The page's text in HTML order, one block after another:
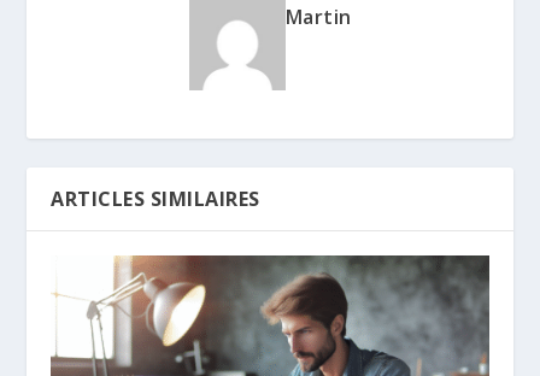
Martin
ARTICLES SIMILAIRES